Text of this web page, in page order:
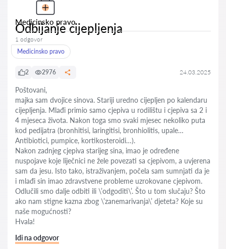
Medicinsko pravo
Odbijanje cijepljenja
1 odgovor
Medicinsko pravo
2 2976 24.03.2025
Poštovani,
majka sam dvojice sinova. Stariji uredno cijepljen po kalendaru
cijepljenja. Mlađi primio samo cjepiva u rodilištu i cjepiva sa 2 i
4 mjeseca života. Nakon toga smo svaki mjesec nekoliko puta
kod pedijatra (bronhitisi, laringitisi, bronhiolitis, upale…
Antibiotici, pumpice, kortikosteroidi…).
Nakon zadnjeg cjepiva starijeg sina, imao je određene
nuspojave koje liječnici ne žele povezati sa cjepivom, a uvjerena
sam da jesu. Isto tako, istraživanjem, počela sam sumnjati da je
i mlađi sin imao zdravstvene probleme uzrokovane cjepivom.
Odlučili smo dalje odbiti ili \’odgoditi\’. Što u tom slučaju? Što
ako nam stigne kazna zbog \’zanemarivanja\’ djeteta? Koje su
naše mogućnosti?
Hvala!
Idi na odgovor